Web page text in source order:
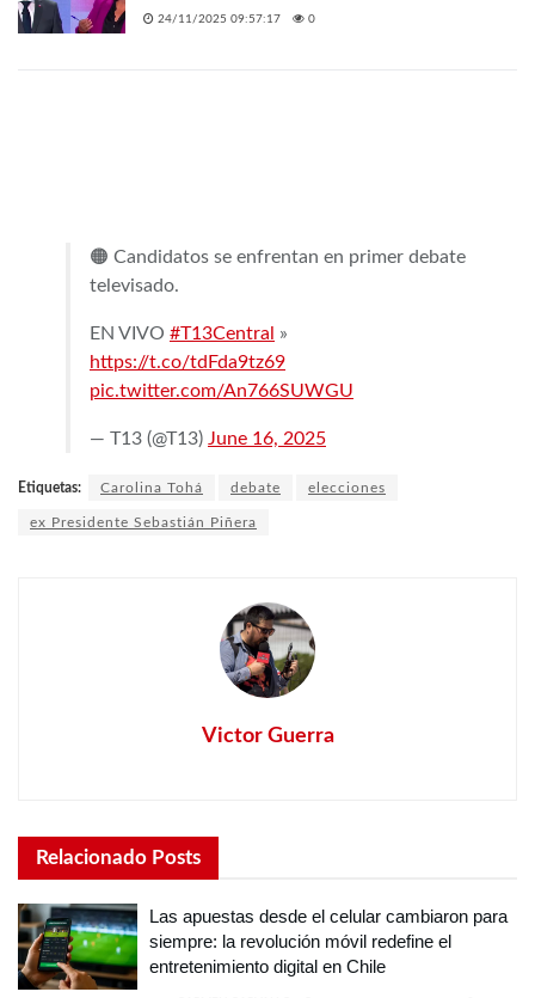
24/11/2025 09:57:17 0
🟠 Candidatos se enfrentan en primer debate
televisado.
EN VIVO #T13Central
»
https://t.co/tdFda9tz69
pic.twitter.com/An766SUWGU
— T13 (@T13) June 16, 2025
Etiquetas: Carolina Tohá debate elecciones
ex Presidente Sebastián Piñera
Victor Guerra
Relacionado Posts
Las apuestas desde el celular cambiaron para
siempre: la revolución móvil redefine el
entretenimiento digital en Chile